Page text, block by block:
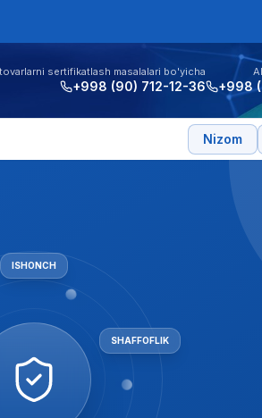
sertifikatlash masalalari bo'yicha
+998 (90) 712-12-36 +998
Nizom
ISHONCH
XOLI|